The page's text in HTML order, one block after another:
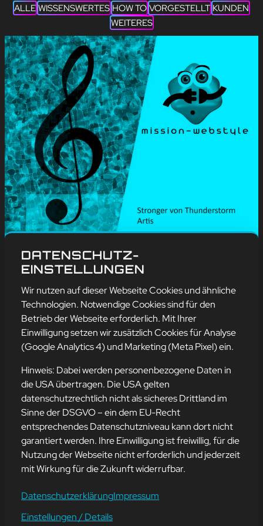
ALLE WISSENSWERTES HOW TO VORGESTELLT KUNDEN
WEITERES
Blog, Weitere
SONG OF THE WEEK 31
mehr erfahren
Adresse
mission-webstyle oHG
Bürgermeister-Regitz-Straße 40
66539 Neunkirchen
E-Mail:kontakt@mission-webstyle.de
Navigation
Webseitenerstellung
Webseite mieten
Webseiten Betreuung
Über Uns
Kontakt
Leistungen
DATENSCHUTZ-
EINSTELLUNGEN
Wir nutzen auf dieser Webseite Cookies und ähnliche
Technologien. Notwendige Cookies sind für den
Betrieb der Webseite erforderlich. Mit Ihrer
Einwilligung setzen wir zusätzlich Cookies für Analyse
(Google Analytics 4) und Marketing (Meta Pixel) ein.
Hinweis: Dabei werden personenbezogene Daten in
die USA übertragen. Die USA gelten
datenschutzrechtlich nicht als sicheres Drittland im
Sinne der DSGVO – ein dem EU-Recht
entsprechendes Datenschutzniveau kann dort nicht
garantiert werden. Ihre Einwilligung ist freiwillig, für die
Nutzung der Webseite nicht erforderlich und jederzeit
mit Wirkung für die Zukunft widerrufbar.
DatenschutzerklärungImpressum
Einstellungen / Details